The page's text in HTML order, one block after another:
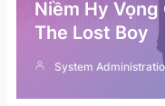
Niềm Hy Vọng
The Lost Boy
System